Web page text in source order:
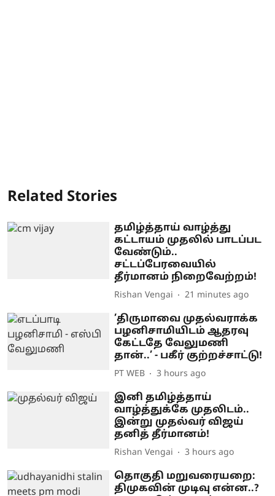
Related Stories
தமிழ்த்தாய் வாழ்த்து
கட்டாயம் முதலில் பாடப்பட
வேண்டும்..
சட்டப்பேரவையில்
தீர்மானம் நிறைவேற்றம்!
Rishan Vengai 21 minutes ago
’திருமாவை முதல்வராக்க
பழனிசாமியிடம் ஆதரவு
கேட்டதே வேலுமணி
தான்..’ - பகீர் குற்றச்சாட்டு!
PT WEB 3 hours ago
இனி தமிழ்த்தாய்
வாழ்த்துக்கே முதலிடம்..
இன்று முதல்வர் விஜய்
தனித் தீர்மானம்!
Rishan Vengai 3 hours ago
தொகுதி மறுவரையறை:
திமுகவின் முடிவு என்ன..?